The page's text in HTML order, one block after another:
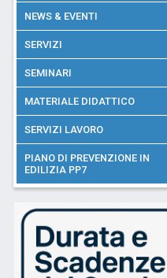
NEWS & EVENTI
SERVIZI
SEMINARI
MATERIALE DIDATTICO
SERVIZI LAVORO
PIANO DI PREVENZIONE IN
EDILIZIA PP7